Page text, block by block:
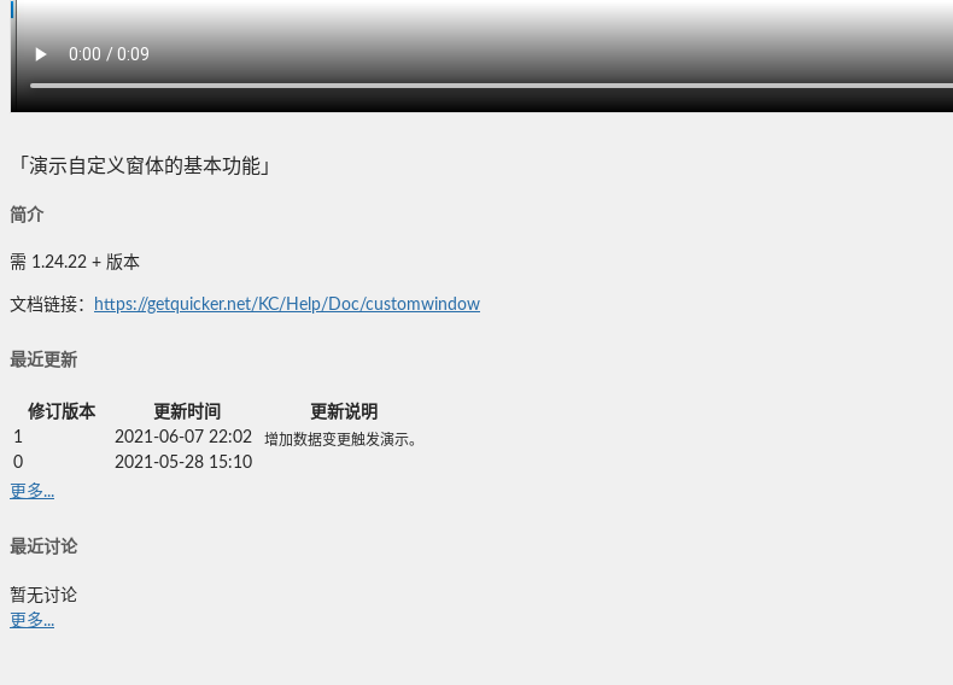
「演示自定义窗体的基本功能」
简介
需 1.24.22 + 版本
文档链接： https://getquicker.net/KC/Help/Doc/customwindow
最近更新
修订版本 更新时间
更新说明
1
2021-06-07 22:02 增加数据变更触发演示。
0
2021-05-28 15:10
更多...
最近讨论
暂无讨论
更多...